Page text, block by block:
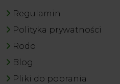
Regulamin
Polityka prywatności
Rodo
Blog
Pliki do pobrania